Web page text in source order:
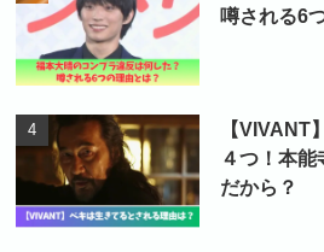
噂される6
【VIVANT
４つ！本能
だから？